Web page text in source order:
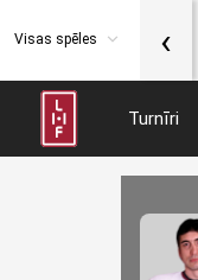
Visas spēles ‹
Turnīri